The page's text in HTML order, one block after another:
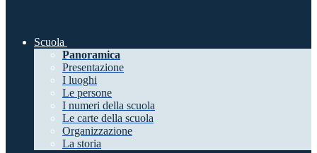
Scuola
Panoramica
Presentazione
I luoghi
Le persone
I numeri della scuola
Le carte della scuola
Organizzazione
La storia